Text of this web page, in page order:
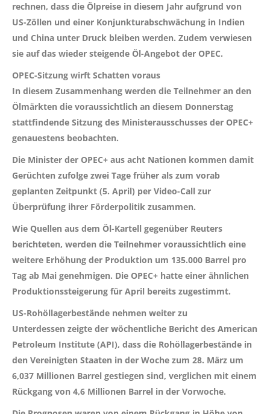
rechnen, dass die Ölpreise in diesem Jahr aufgrund von
US-Zöllen und einer Konjunkturabschwächung in Indien
und China unter Druck bleiben werden. Zudem verwiesen
sie auf das wieder steigende Öl-Angebot der OPEC.
OPEC-Sitzung wirft Schatten voraus
In diesem Zusammenhang werden die Teilnehmer an den
Ölmärkten die voraussichtlich an diesem Donnerstag
stattfindende Sitzung des Ministerausschusses der OPEC+
genauestens beobachten.
Die Minister der OPEC+ aus acht Nationen kommen damit
Gerüchten zufolge zwei Tage früher als zum vorab
geplanten Zeitpunkt (5. April) per Video-Call zur
Überprüfung ihrer Förderpolitik zusammen.
Wie Quellen aus dem Öl-Kartell gegenüber Reuters
berichteten, werden die Teilnehmer voraussichtlich eine
weitere Erhöhung der Produktion um 135.000 Barrel pro
Tag ab Mai genehmigen. Die OPEC+ hatte einer ähnlichen
Produktionssteigerung für April bereits zugestimmt.
US-Rohöllagerbestände nehmen weiter zu
Unterdessen zeigte der wöchentliche Bericht des American
Petroleum Institute (API), dass die Rohöllagerbestände in
den Vereinigten Staaten in der Woche zum 28. März um
6,037 Millionen Barrel gestiegen sind, verglichen mit einem
Rückgang von 4,6 Millionen Barrel in der Vorwoche.